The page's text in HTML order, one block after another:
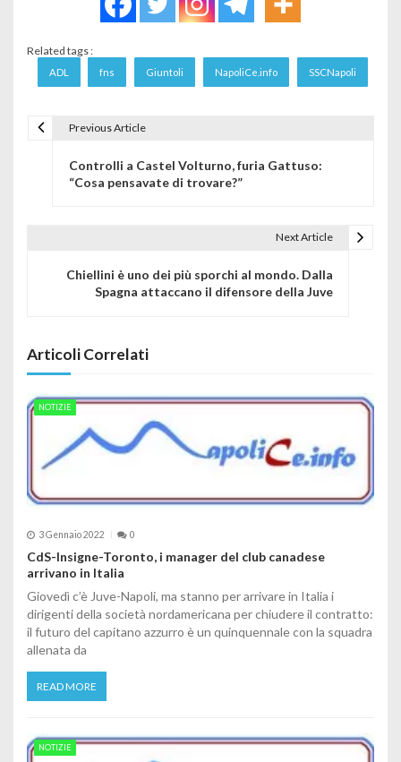
Related tags :
ADL fns Giuntoli NapoliCe.info SSCNapoli
Previous Article
Controlli a Castel Volturno, furia Gattuso:
“Cosa pensavate di trovare?”
Next Article
Chiellini è uno dei più sporchi al mondo. Dalla
Spagna attaccano il difensore della Juve
Articoli Correlati
NOTIZIE
3 Gennaio 2022 0
CdS-Insigne-Toronto, i manager del club canadese
arrivano in Italia
Giovedì c’è Juve-Napoli, ma stanno per arrivare in Italia i
dirigenti della società nordamericana per chiudere il contratto:
il futuro del capitano azzurro è un quinquennale con la squadra
allenata da
READ MORE
NOTIZIE